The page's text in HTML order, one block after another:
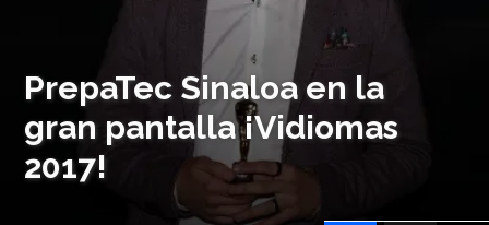
PrepaTec Sinaloa en la
gran pantalla ¡Vidiomas
2017!